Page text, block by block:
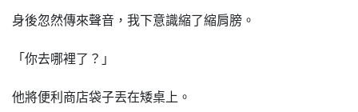
身後忽然傳來聲音，我下意識縮了縮肩膀。
「你去哪裡了？」
他將便利商店袋子丟在矮桌上。